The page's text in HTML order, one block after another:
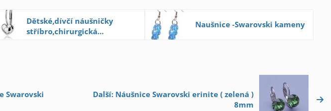
Dětské,dívčí náušničky
stříbro,chirurgická
Naušnice -Swarovski kameny
Swarovski
Další: Náušnice Swarovski erinite ( zelená )
8mm